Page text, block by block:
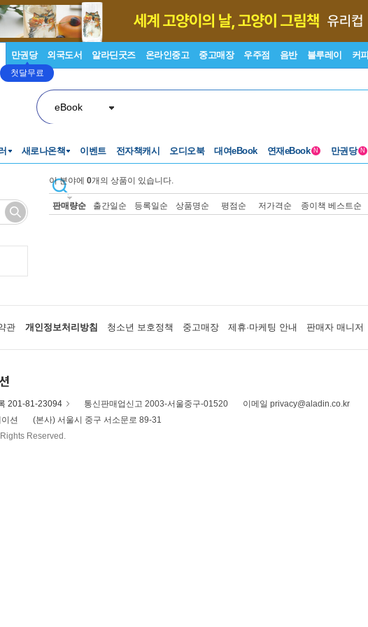
만권당
첫달무료
외국도서 알라딘굿즈 온라인중고 중고매장 우주점 음반 블루레이 커피
eBook
새로나온책 이벤트 전자책캐시 오디오북 대여eBook 연재eBook N 만권당 N
이 분야에 0개의 상품이 있습니다.
판매량순 출간일순 등록일순 상품명순 평점순 저가격순 종이책 베스트순
관 개인정보처리방침 청소년 보호정책 중고매장 제휴·마케팅 안내 판매자 매니저
201-81-23094 통신판매업신고 2003-서울중구-01520
이메일 privacy@aladin.co.kr
션
(본사) 서울시 중구 서소문로 89-31
Reserved.